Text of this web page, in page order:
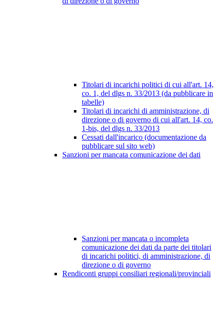
Titolari di incarichi politici di cui all'art. 14,
co. 1, del dlgs n. 33/2013 (da pubblicare in
tabelle)
Titolari di incarichi di amministrazione, di
direzione o di governo di cui all'art. 14, co.
1-bis, del dlgs n. 33/2013
Cessati dall'incarico (documentazione da
pubblicare sul sito web)
Sanzioni per mancata comunicazione dei dati
Sanzioni per mancata o incompleta
comunicazione dei dati da parte dei titolari
di incarichi politici, di amministrazione, di
direzione o di governo
Rendiconti gruppi consiliari regionali/provinciali